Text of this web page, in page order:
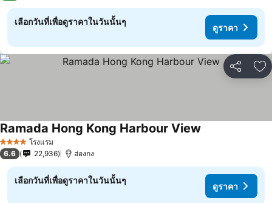
เลือกวันที่เพื่อดูราคาในวันนั้นๆ
ดูราคา
แชร์ เ
4 ดาว โรงแรม
Ramada Hong Kong Harbour View
6.6 22,936 ฮ่องกง
เลือกวันที่เพื่อดูราคาในวันนั้นๆ
ดูราคา